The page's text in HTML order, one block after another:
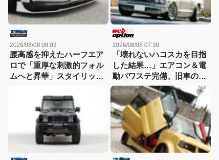
2026/08/08 08:03
腰高感を抑えたハーフエア
ロで「重厚な刺激的フォル
ムへと昇華」スタイリッシ
2026/08/08 07:30
「壊れないハコスカを目指
した結果…」エアコン＆電
動パワステ完備、旧車の常
識を覆すGT-R仕様のすべて